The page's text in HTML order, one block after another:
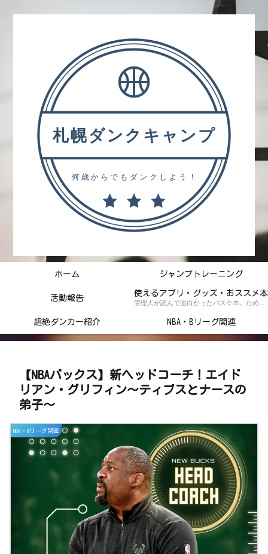
ホーム ジャンプトレーニング
活動報告
使えるアプリ・グッズ・おススメ本
管理人が読んで面白かったバスケ本。ためになるトレーニング本の紹介記事！
超絶ダンカー紹介 NBA・Bリーグ関連
【NBAバックス】新ヘッドコーチ！エイド
リアン・グリフィン～ティブスとナースの
弟子～
NBA・Bリーグ関連